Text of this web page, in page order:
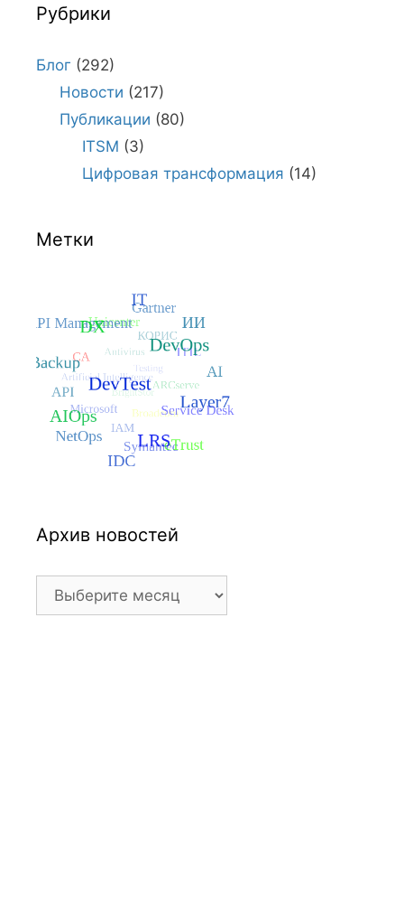
Рубрики
Блог (292)
Новости (217)
Публикации (80)
ITSM (3)
Цифровая трансформация (14)
Метки
Архив новостей
Архив
новостей